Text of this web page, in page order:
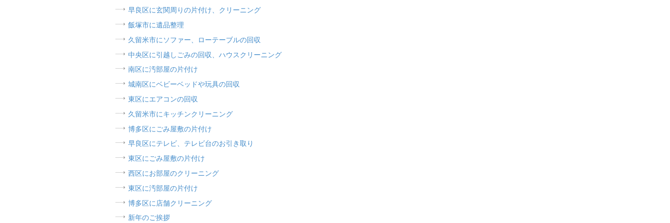
早良区に玄関周りの片付け、クリーニング
飯塚市に遺品整理
久留米市にソファー、ローテーブルの回収
中央区に引越しごみの回収、ハウスクリーニング
南区に汚部屋の片付け
城南区にベビーベッドや玩具の回収
東区にエアコンの回収
久留米市にキッチンクリーニング
博多区にごみ屋敷の片付け
早良区にテレビ、テレビ台のお引き取り
東区にごみ屋敷の片付け
西区にお部屋のクリーニング
東区に汚部屋の片付け
博多区に店舗クリーニング
新年のご挨拶